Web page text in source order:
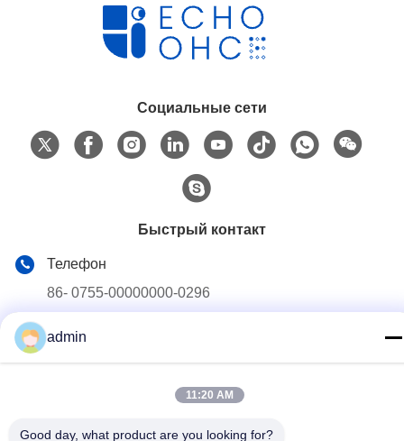
Социальные сети
Быстрый контакт
Телефон
86- 0755-00000000-0296
Электронная почта
провинция Цзянсу
admin
11:20 AM
Good day, what product are you looking for?